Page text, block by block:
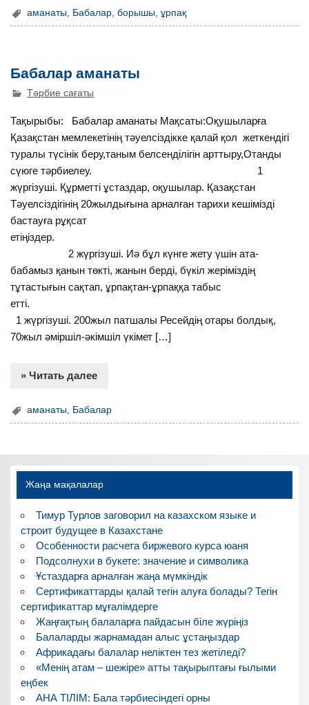
аманаты, Бабалар,борышы,ұрпақ
Бабалар аманаты
Тәрбие сағаты
Тақырыбы: Бабалар аманаты Мақсаты:Оқушыларға
Қазақстан мемлекетінің тәуелсіздікке қалай қол жеткендігі
туралы түсінік беру,таным белсенділігін арттыру,Отанды
сүюге тәрбиелеу. 1
жүргізуші. Құрметті ұстаздар, оқушылар. Қазақстан
Тәуелсіздігінің 20жылдығына арналған тарихи кешімізді
бастауға рұқсат
етіңіздер.
2 жүргізуші. Иә бұл күнге жету үшін ата-
бабамыз қанын төкті, жанын берді, бүкіл жеріміздің
тұтастығын сақтап, ұрпақтан-ұрпаққа табыс
етті.
1 жүргізуші. 200жыл патшалы Ресейдің отары болдық,
70жыл әміршіл-әкімшіл үкімет […]
» Читать далее
аманаты Бабалар
Жаңа мақалалар
Тимур Турлов заговорил на казахском языке и
строит будущее в Казахстане
Особенности расчета биржевого курса юаня
Подсолнухи в букете: значение и символика
Ұстаздарға арналған жаңа мүмкіндік
Сертификаттарды қалай тегін алуға болады? Тегін
сертификаттар мұғалімдерге
Жаңғақтың балаларға пайдасын біле жүріңіз
Балаларды жарнамадан алыс ұстаңыздар
Африкадағы балалар неліктен тез жетіледі?
«Менің атам – шежіре» атты тақырыптағы ғылыми
еңбек
АНА ТІЛІМ: Бала тәрбиесіндегі орны